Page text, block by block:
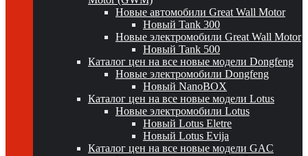
Новые автомобили Great Wall Motor
Новый Tank 300
Новые электромобили Great Wall Motor
Новый Tank 500
Каталог цен на все новые модели Dongfeng
Новые электромобили Dongfeng
Новый NanoBOX
Каталог цен на все новые модели Lotus
Новые электромобили Lotus
Новый Lotus Eletre
Новый Lotus Evija
Каталог цен на все новые модели GAC